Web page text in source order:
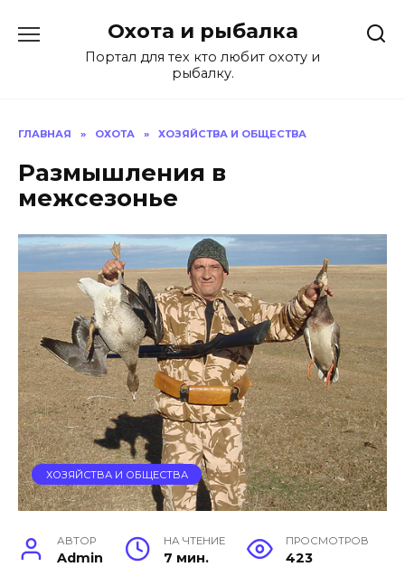
содержанию
Охота и рыбалка
Портал для тех кто любит охоту и
рыбалку.
ГЛАВНАЯ » ОХОТА » ХОЗЯЙСТВА И ОБЩЕСТВА
Размышления в
межсезонье
ХОЗЯЙСТВА И ОБЩЕСТВА
АВТОР
Admin
НА ЧТЕНИЕ
7 мин.
ПРОСМОТРОВ
423